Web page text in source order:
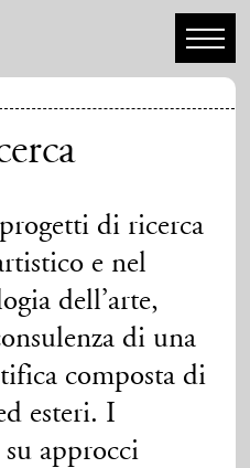
di ricerca
e nel
dell’arte,
di una
composta di
esteri. I
approcci